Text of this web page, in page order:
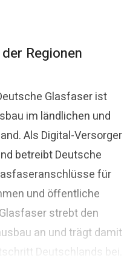
Regionen
Glasfaser ist
im ländlichen und
Als Digital-Versorger
betreibt Deutsche
für
und öffentliche
strebt den
an und trägt damit
Deutschlands bei.